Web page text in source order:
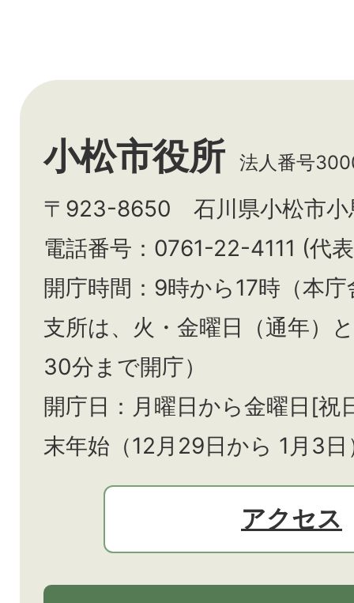
小松市役所 法人番号
〒923-8650 石川県小松市小
電話番号：0761-22-4111 (代
開庁時間：9時から17時（本
支所は、火・金曜日（通年）と
30分まで開庁）
開庁日：月曜日から金曜日[祝
末年始（12月29日から 1月3
アクセス